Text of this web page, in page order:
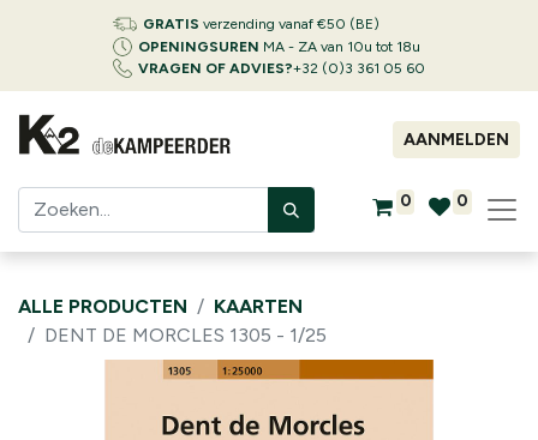
GRATIS verzending vanaf €50 (BE)
OPENINGSUREN MA - ZA van 10u tot 18u
VRAGEN OF ADVIES?+32 (0)3 361 05 60
AANMELDEN
0 0
ALLE PRODUCTEN
KAARTEN
DENT DE MORCLES 1305 - 1/25